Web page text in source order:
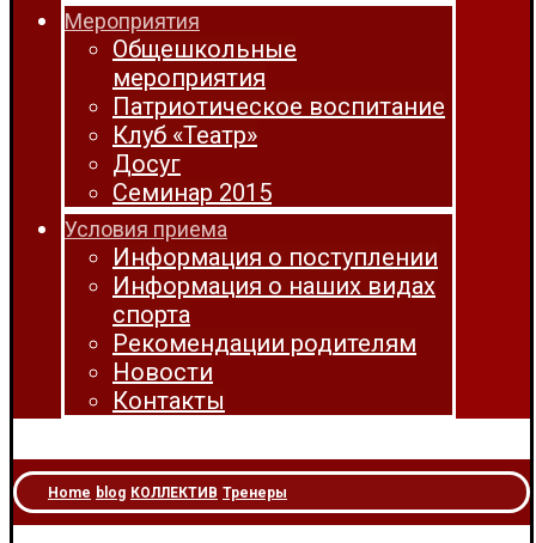
Мероприятия
Общешкольные
мероприятия
Патриотическое воспитание
Клуб «Театр»
Досуг
Семинар 2015
Условия приема
Информация о поступлении
Информация о наших видах
спорта
Рекомендации родителям
Новости
Контакты
Home blog КОЛЛЕКТИВ Тренеры